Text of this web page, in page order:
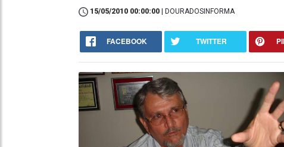
15/05/2010 00:00:00 | DOURADOSINFORMA
FACEBOOK TWITTER